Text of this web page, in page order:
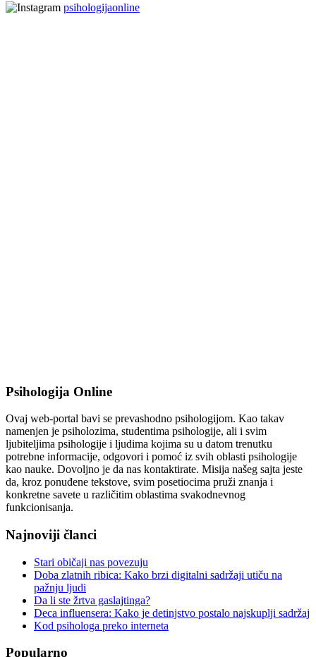
psihologijaonline
Psihologija Online
Ovaj web-portal bavi se prevashodno psihologijom. Kao takav
namenjen je psiholozima, studentima psihologije, ali i svim
ljubiteljima psihologije i ljudima kojima su u datom trenutku
potrebne informacije, odgovori i pomoć iz svih oblasti psihologije
kao nauke. Dovoljno je da nas kontaktirate. Misija našeg sajta jeste
da, kroz ponuđene tekstove, svim posetiocima pruži znanja i
konkretne savete u različitim oblastima svakodnevnog
funkcionisanja.
Najnoviji članci
Stari običaji nas povezuju
Doba zlatnih ribica: Kako brzi digitalni sadržaji utiču na
pažnju ljudi
Da li ste žrtva gaslajtinga?
Deca influensera: Kako je detinjstvo postalo najskuplji sadržaj
Kod psihologa preko interneta
Popularno